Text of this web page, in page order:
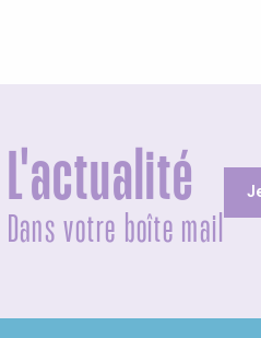
L'actualité
Dans votre boîte mail